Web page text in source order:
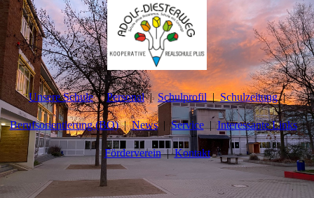
Unsere Schule Personal Schulprofil Schulzeitung
Berufsorientierung (BO) News Service Interessante Links
Förderverein Kontakt